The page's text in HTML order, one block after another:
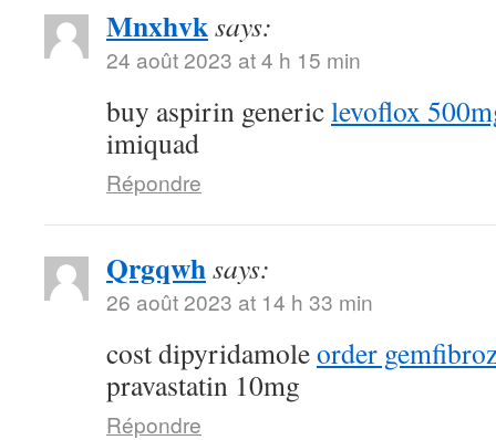
Mnxhvksays:
24 août 2023 at 4 h 15 min
buy aspirin genericlevoflox
imiquad
Répondre
Qrgqwhsays:
26 août 2023 at 14 h 33 min
cost dipyridamoleorder
pravastatin 10mg
Répondre